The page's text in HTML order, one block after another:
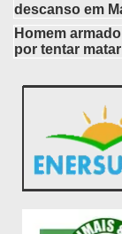
descanso em
Homem
por tentar